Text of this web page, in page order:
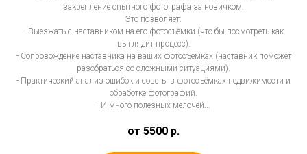
закрепление опытного фотографа за новичком.
Это позволяет:
- Выезжать с наставником на его фотосъёмки (что бы посмотреть как
выглядит процесс).
- Сопровождение наставника на ваших фотосъёмках (наставник поможет
разобраться со сложными ситуациями).
- Практический анализ ошибок и советы в фотосъёмках недвижимости и
обработке фотографий.
- И много полезных мелочей...
от 5500 р.